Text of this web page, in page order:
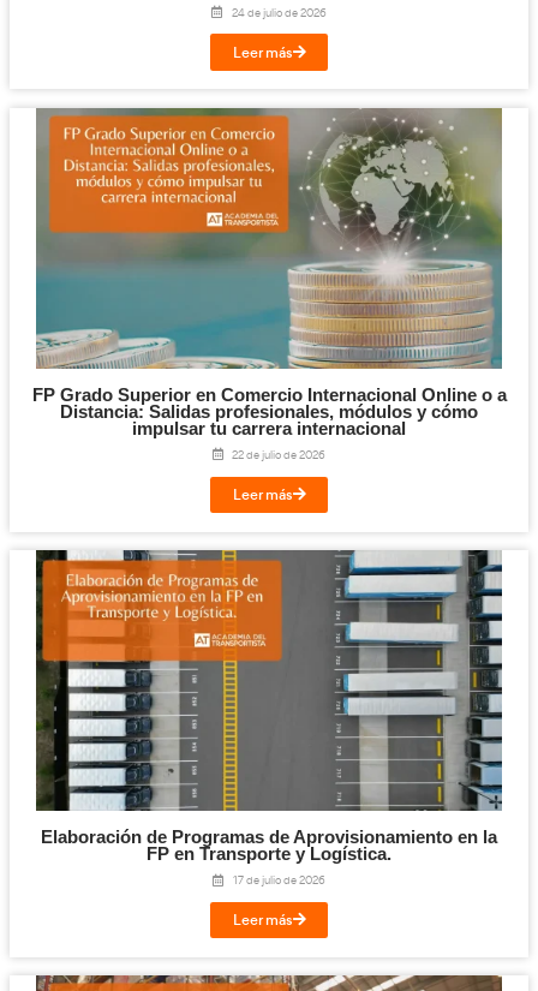
Digitalización en los Sectores Productivos
Transporte y Logística.
Leer más
Cloud y Sistemas Conectados para la FP en
Logística.
29 de julio de 2026
Leer más